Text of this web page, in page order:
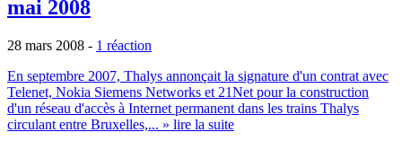
mai 2008
28 mars 2008 - 1 réaction
En septembre 2007, Thalys annonçait la signature d'un contrat avec
Telenet, Nokia Siemens Networks et 21Net pour la construction
d'un réseau d'accès à Internet permanent dans les trains Thalys
circulant entre Bruxelles,... » lire la suite